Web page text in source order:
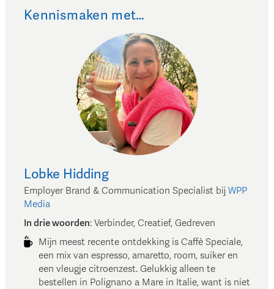
Kennismaken met…
Lobke Hidding
Employer Brand & Communication Specialist bij WPP
Media
In drie woorden: Verbinder, Creatief, Gedreven
Mijn meest recente ontdekking is Caffè Speciale,
een mix van espresso, amaretto, room, suiker en
een vleugje citroenzest. Gelukkig alleen te
bestellen in Polignano a Mare in Italie, want is niet